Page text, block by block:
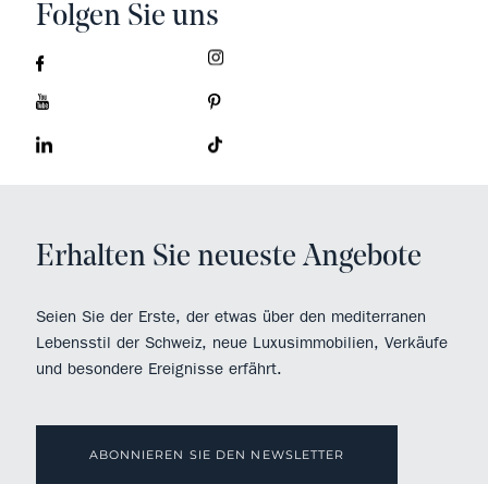
Folgen Sie uns
Erhalten Sie neueste Angebote
Seien Sie der Erste, der etwas über den mediterranen
Lebensstil der Schweiz, neue Luxusimmobilien, Verkäufe
und besondere Ereignisse erfährt.
ABONNIEREN SIE DEN NEWSLETTER